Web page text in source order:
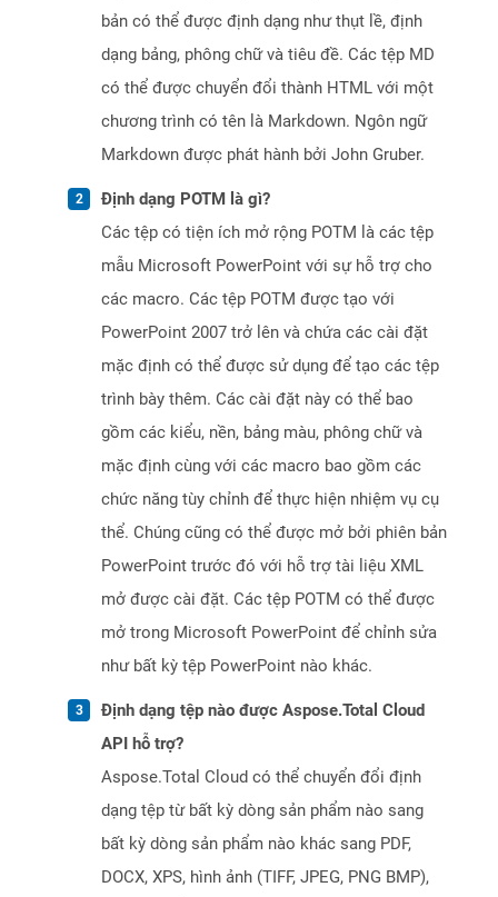
bản có thể được định dạng như thụt lề, định
dạng bảng, phông chữ và tiêu đề. Các tệp MD
có thể được chuyển đổi thành HTML với một
chương trình có tên là Markdown. Ngôn ngữ
Markdown được phát hành bởi John Gruber.
Định dạng POTM là gì?
Các tệp có tiện ích mở rộng POTM là các tệp
mẫu Microsoft PowerPoint với sự hỗ trợ cho
các macro. Các tệp POTM được tạo với
PowerPoint 2007 trở lên và chứa các cài đặt
mặc định có thể được sử dụng để tạo các tệp
trình bày thêm. Các cài đặt này có thể bao
gồm các kiểu, nền, bảng màu, phông chữ và
mặc định cùng với các macro bao gồm các
chức năng tùy chỉnh để thực hiện nhiệm vụ cụ
thể. Chúng cũng có thể được mở bởi phiên bản
PowerPoint trước đó với hỗ trợ tài liệu XML
mở được cài đặt. Các tệp POTM có thể được
mở trong Microsoft PowerPoint để chỉnh sửa
như bất kỳ tệp PowerPoint nào khác.
Định dạng tệp nào được Aspose.Total Cloud
API hỗ trợ?
Aspose.Total Cloud có thể chuyển đổi định
dạng tệp từ bất kỳ dòng sản phẩm nào sang
bất kỳ dòng sản phẩm nào khác sang PDF,
DOCX, XPS, hình ảnh (TIFF, JPEG, PNG BMP),